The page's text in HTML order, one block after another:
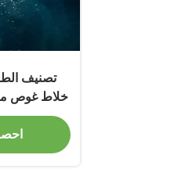
خلاط غوص
لمعالجة